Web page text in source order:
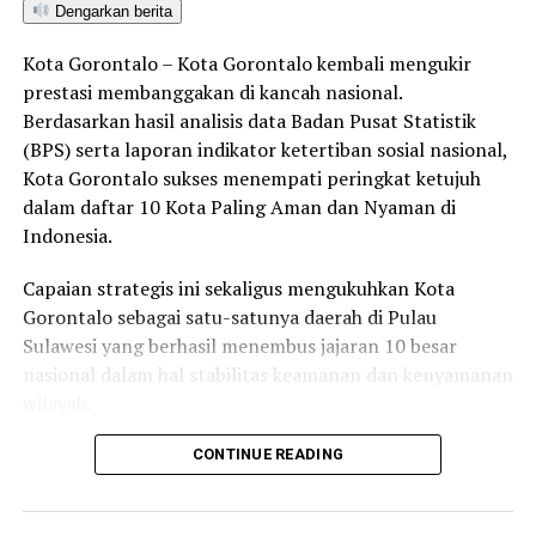
RELATED TOPICS:
UP NEXT
Atasi Kekeringan, Pemkab Gorut Dapat bantuan
Pembangunan Embung dan Pamsimas dari Kemendes
DON'T MISS
Paguat Jadi Lokasi Seminar Pemberdayaan Internet Desa
oleh BAKTI KOMINFO
Dengarkan berita
Kota Gorontalo – Kota Gorontalo kembali mengukir
prestasi membanggakan di kancah nasional.
Berdasarkan hasil analisis data Badan Pusat Statistik
(BPS) serta laporan indikator ketertiban sosial nasional,
Kota Gorontalo sukses menempati peringkat ketujuh
dalam daftar 10 Kota Paling Aman dan Nyaman di
Indonesia.
Capaian strategis ini sekaligus mengukuhkan Kota
Gorontalo sebagai satu-satunya daerah di Pulau
Sulawesi yang berhasil menembus jajaran 10 besar
nasional dalam hal stabilitas keamanan dan kenyamanan
Sebagai pusat pemerintahan, pertumbuhan ekonomi,
Tomini, Kota Gorontalo terbukti mampu menjaga
CONTINUE READING